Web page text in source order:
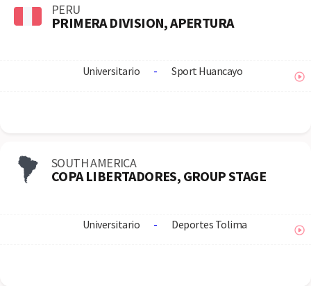
PERU
PRIMERA DIVISION, APERTURA
Universitario - Sport Huancayo
SOUTH AMERICA
COPA LIBERTADORES, GROUP STAGE
Universitario - Deportes Tolima